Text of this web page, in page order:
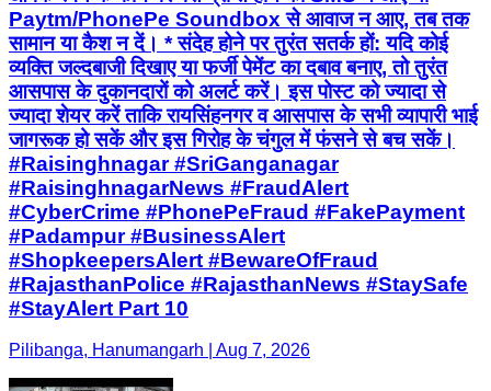
Paytm/PhonePe Soundbox से आवाज न आए, तब तक
सामान या कैश न दें। * संदेह होने पर तुरंत सतर्क हों: यदि कोई
व्यक्ति जल्दबाजी दिखाए या फर्जी पेमेंट का दबाव बनाए, तो तुरंत
आसपास के दुकानदारों को अलर्ट करें। इस पोस्ट को ज्यादा से
ज्यादा शेयर करें ताकि रायसिंहनगर व आसपास के सभी व्यापारी भाई
जागरूक हो सकें और इस गिरोह के चंगुल में फंसने से बच सकें।
#Raisinghnagar #SriGanganagar
#RaisinghnagarNews #FraudAlert
#CyberCrime #PhonePeFraud #FakePayment
#Padampur #BusinessAlert
#ShopkeepersAlert #BewareOfFraud
#RajasthanPolice #RajasthanNews #StaySafe
#StayAlert Part 10
Pilibanga, Hanumangarh | Aug 7, 2026